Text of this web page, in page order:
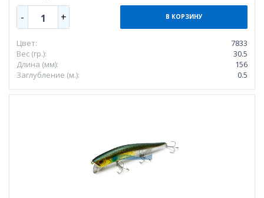
- 1 + В КОРЗИНУ
Цвет:
7833
Вес (гр.):
30.5
Длина (мм):
156
Заглубление (м.):
0.5